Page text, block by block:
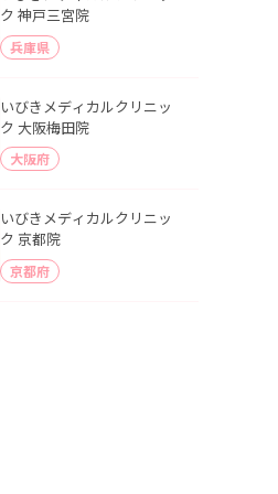
ク 神戸三宮院
兵庫県
いびきメディカルクリニッ
ク 大阪梅田院
大阪府
いびきメディカルクリニッ
ク 京都院
京都府